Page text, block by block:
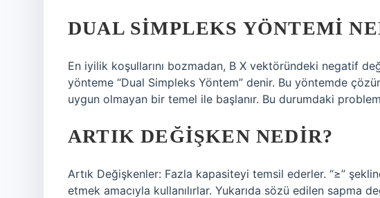
DUAL SIMPLEKS YÖNTEMI
En iyilik koşullarını bozmadan, B X vektöründeki negatif
yönteme “Dual Simpleks Yöntem” denir. Bu yöntemde
uygun olmayan bir temel ile başlanır. Bu durumdaki
ARTIK DEĞIŞKEN NEDIR?
Artık Değişkenler: Fazla kapasiteyi temsil ederler. “≥”
etmek amacıyla kullanılırlar. Yukarıda sözü edilen sapma